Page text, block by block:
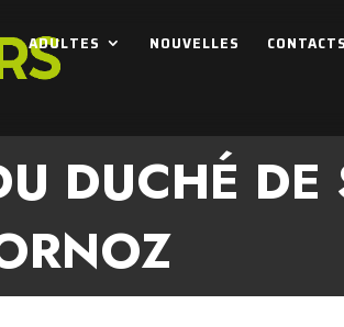
ADULTES NOUVELLES CONTACTS
DUCHÉ DE